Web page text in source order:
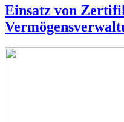
Einsatz von